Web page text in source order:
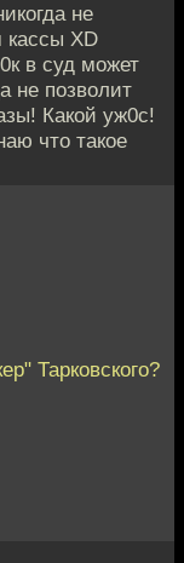
не
кассы ХD
в суд может
не позволит
Какой уж0с!
что такое
Тарковского?